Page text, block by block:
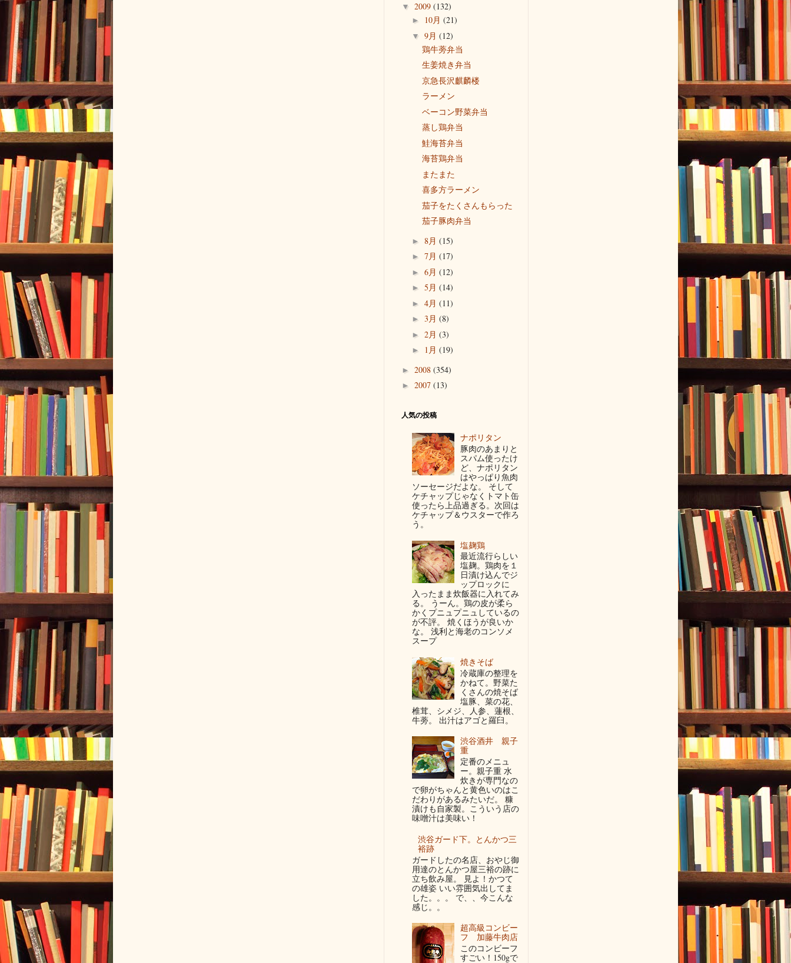
▼ 2009 (132)
► 10月 (21)
▼ 9月 (12)
鶏牛蒡弁当
生姜焼き弁当
京急長沢麒麟楼
ラーメン
ベーコン野菜弁当
蒸し鶏弁当
鮭海苔弁当
海苔鶏弁当
またまた
喜多方ラーメン
茄子をたくさんもらった
茄子豚肉弁当
► 8月 (15)
► 7月 (17)
► 6月 (12)
► 5月 (14)
► 4月 (11)
► 3月 (8)
► 2月 (3)
► 1月 (19)
► 2008 (354)
► 2007 (13)
人気の投稿
ナポリタン
豚肉のあまりと
スパム使ったけ
ど、ナポリタン
はやっぱり魚肉
ソーセージだよな。 そして
ケチャップじゃなくトマト缶
使ったら上品過ぎる。次回は
ケチャップ＆ウスターで作ろ
う。
塩麹鶏
最近流行らしい
塩麹。鶏肉を１
日漬け込んでジ
ップロックに
入ったまま炊飯器に入れてみ
る。 うーん。鶏の皮が柔ら
かくプニュプニュしているの
が不評。 焼くほうが良いか
な。 浅利と海老のコンソメ
スープ
焼きそば
冷蔵庫の整理を
かねて。野菜た
くさんの焼そば
塩豚、菜の花、
椎茸、シメジ、人参、蓮根、
牛蒡。 出汁はアゴと羅臼。
渋谷酒井 親子
重
定番のメニュ
ー。親子重 水
炊きが専門なの
で卵がちゃんと黄色いのはこ
だわりがあるみたいだ。 糠
漬けも自家製。こういう店の
味噌汁は美味い！
渋谷ガード下。とんかつ三
裕跡
ガードしたの名店、おやじ御
用達のとんかつ屋三裕の跡に
立ち飲み屋。 見よ！かつて
の雄姿 いい雰囲気出してま
した。。。 で、、今こんな
感じ。。
超高級コンビー
フ 加藤牛肉店
このコンビーフ
すごい！150gで